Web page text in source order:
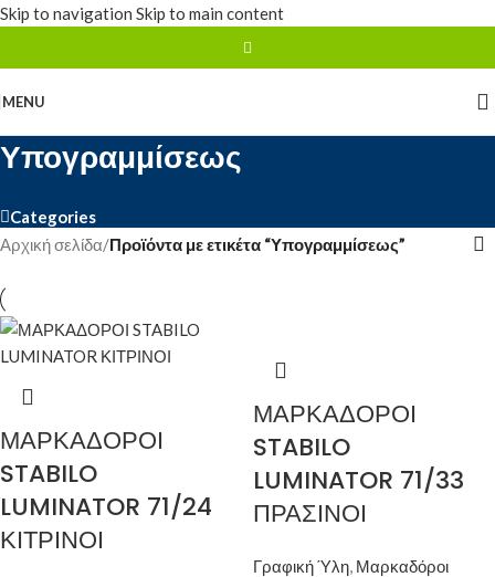
Skip to navigation Skip to main content
MENU
Υπογραμμίσεως
Categories
Αρχική σελίδα/Προϊόντα με ετικέτα “Υπογραμμίσεως”
ΜΑΡΚΑΔΟΡΟΙ
STABILO
LUMINATOR 71/24
ΚΙΤΡΙΝΟΙ
ΜΑΡΚΑΔΟΡΟΙ
STABILO
LUMINATOR 71/33
ΠΡΑΣΙΝΟΙ
Γραφική Ύλη, Μαρκαδόροι